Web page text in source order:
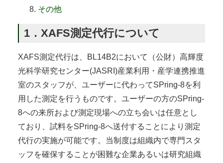
その他
1．XAFS測定代行について
XAFS測定代行は、BL14B2において（公財）高輝度
光科学研究センター(JASRI)産業利用・産学連携推進
室のスタッフが、ユーザーに代わってSPring-8を利
用した測定を行うものです。ユーザーの方のSPring-
8への来所および測定現場への立ち会いは任意とし
ており、試料をSPring-8へ送付することにより測定
代行の実施が可能です。当制度は組織内で専門スタ
ッフを確保することが困難な企業あるいは研究組織